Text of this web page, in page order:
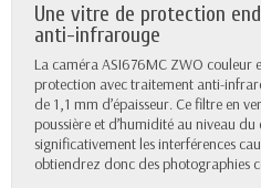
Une vitre de protection
anti-infrarouge
La caméra ASI676MC ZWO couleur
protection avec traitement anti-
de 1,1 mm d’épaisseur. Ce filtre en
poussière et d’humidité au niveau
significativement les interférences
obtiendrez donc des photographies